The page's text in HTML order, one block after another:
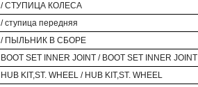
/ СТУПИЦА КОЛЕСА
/ ступица передняя
/ ПЫЛЬНИК В СБОРЕ
BOOT SET INNER JOINT / BOOT SET INNER JOINT
HUB KIT,ST. WHEEL / HUB KIT,ST. WHEEL